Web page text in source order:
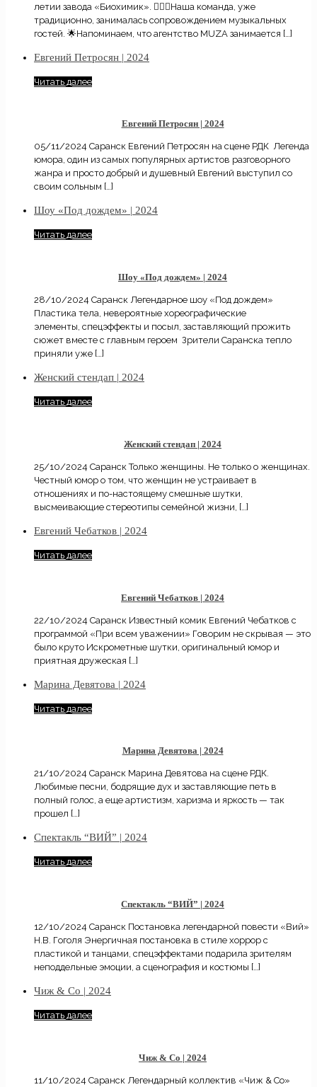
летии завода «Биохимик». 🙋🏼‍♀️Наша команда, уже
традиционно, занималась сопровождением музыкальных
гостей. 🌟Напоминаем, что агентство MUZA занимается […]
Евгений Петросян | 2024
Читать далее
Евгений Петросян | 2024
05/11/2024 Саранск Евгений Петросян на сцене РДК Легенда
юмора, один из самых популярных артистов разговорного
жанра и просто добрый и душевный Евгений выступил со
своим сольным […]
Шоу «Под дождем» | 2024
Читать далее
Шоу «Под дождем» | 2024
28/10/2024 Саранск Легендарное шоу «Под дождем»
Пластика тела, невероятные хореографические
элементы, спецэффекты и посыл, заставляющий прожить
сюжет вместе с главным героем Зрители Саранска тепло
приняли уже […]
Женский стендап | 2024
Читать далее
Женский стендап | 2024
25/10/2024 Саранск Только женщины. Не только о женщинах.
Честный юмор о том, что женщин не устраивает в
отношениях и по-настоящему смешные шутки,
высмеивающие стереотипы семейной жизни, […]
Евгений Чебатков | 2024
Читать далее
Евгений Чебатков | 2024
22/10/2024 Саранск Известный комик Евгений Чебатков с
программой «При всем уважении» Говорим не скрывая — это
было круто Искрометные шутки, оригинальный юмор и
приятная дружеская […]
Марина Девятова | 2024
Читать далее
Марина Девятова | 2024
21/10/2024 Саранск Марина Девятова на сцене РДК.
Любимые песни, бодрящие дух и заставляющие петь в
полный голос, а еще артистизм, харизма и яркость — так
прошел […]
Спектакль “ВИЙ” | 2024
Читать далее
Спектакль “ВИЙ” | 2024
12/10/2024 Саранск Постановка легендарной повести «Вий»
Н.В. Гоголя Энергичная постановка в стиле хоррор с
пластикой и танцами, спецэффектами подарила зрителям
неподдельные эмоции, а сценография и костюмы […]
Чиж & Co | 2024
Читать далее
Чиж & Co | 2024
11/10/2024 Саранск Легендарный коллектив «Чиж & Co»